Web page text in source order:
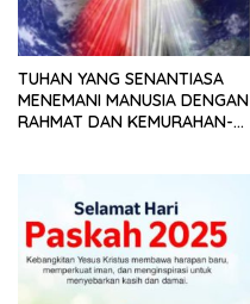
TUHAN YANG SENANTIASA
MENEMANI MANUSIA DENGAN
RAHMAT DAN KEMURAHAN-